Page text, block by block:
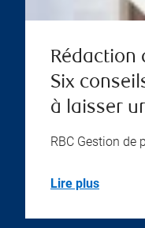
Rédaction
Six
à laisser
RBC Gestion de
Lire plus